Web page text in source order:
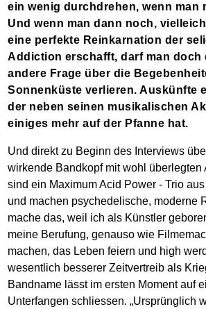
ein wenig durchdrehen, wenn man
Und wenn man dann noch,
eine perfekte Reinkarnation der
Addiction erschafft, darf man doch
andere Frage über die
Sonnenküste verlieren. Auskünfte
der neben seinen musikalischen
einiges mehr auf der Pfanne hat.
Und direkt zu Beginn des Interviews
wirkende Bandkopf mit wohl überlegten
sind ein Maximum Acid Power - Trio
und machen psychedelische, moderne
mache das, weil ich als Künstler
meine Berufung, genauso wie
machen, das Leben feiern und high
wesentlich besserer Zeitvertreib als
Bandname lässt im ersten Moment auf
Unterfangen schliessen. „Ursprünglich